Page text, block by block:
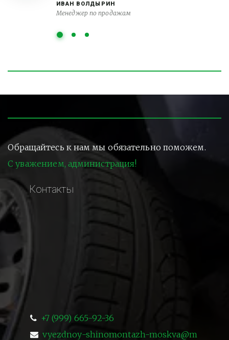
ИВАН ВОЛДЫРИН
Менеджер по продажам
Обращайтесь к нам мы обязательно поможем.
С уважением, администрация!
Контакты
+7 (999) 665-92-36
vyezdnoy-shinomontazh-moskva@m